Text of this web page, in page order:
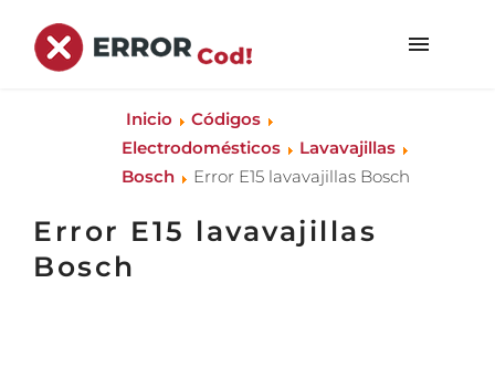
Inicio
Códigos
Electrodomésticos
Lavavajillas
Bosch
Error E15 lavavajillas Bosch
Error E15 lavavajillas
Bosch